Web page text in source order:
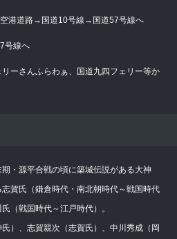
港道路→国道10号線→国道57号線へ
号線へ
ーさんふらわぁ、国道九四フェリー等か
・源平合戦の頃に築城伝説がある大神
賀氏（鎌倉時代・南北朝時代～戦国時代
（戦国時代～江戸時代）。
）、志賀親次（志賀氏）、中川秀成（岡